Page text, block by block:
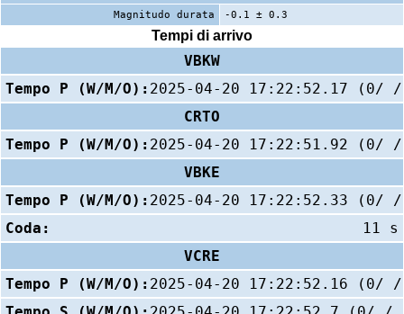
Magnitudo durata
-0.1 ± 0.3
Tempi di arrivo
VBKW
Tempo P (W/M/O): 2025-04-20 17:22:52.17 (0/
CRTO
Tempo P (W/M/O): 2025-04-20 17:22:51.92 (0/
VBKE
Tempo P (W/M/O): 2025-04-20 17:22:52.33 (0/
Coda:
11 s
VCRE
Tempo P (W/M/O): 2025-04-20 17:22:52.16 (0/